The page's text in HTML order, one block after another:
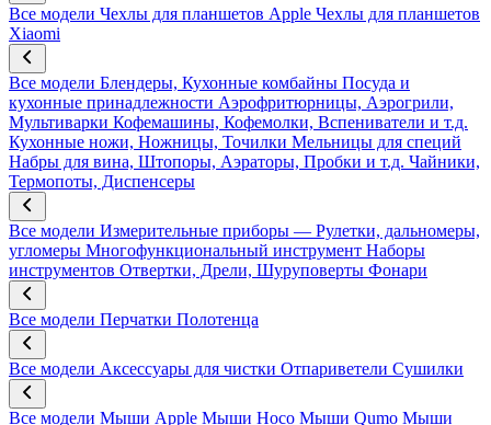
Все модели Чехлы для планшетов Apple Чехлы для планшетов
Xiaomi
Все модели Блендеры, Кухонные комбайны Посуда и
кухонные принадлежности Аэрофритюрницы, Аэрогрили,
Мультиварки Кофемашины, Кофемолки, Вспениватели и т.д.
Кухонные ножи, Ножницы, Точилки Мельницы для специй
Набры для вина, Штопоры, Аэраторы, Пробки и т.д. Чайники,
Термопоты, Диспенсеры
Все модели Измерительные приборы — Рулетки, дальномеры,
угломеры Многофункциональный инструмент Наборы
инструментов Отвертки, Дрели, Шуруповерты Фонари
Все модели Перчатки Полотенца
Все модели Аксессуары для чистки Отпариветели Сушилки
Все модели Мыши Apple Мыши Hoco Мыши Qumo Мыши